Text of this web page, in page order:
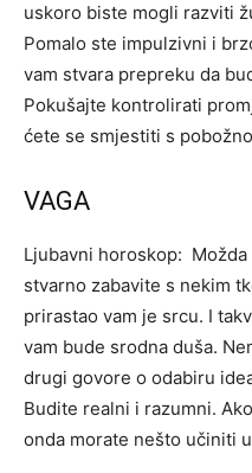
uskoro biste mogli razviti
Pomalo ste impulzivni i
vam stvara prepreku da
Pokušajte kontrolirati
ćete se smjestiti s
VAGA
Ljubavni horoskop:
stvarno zabavite s nekim
prirastao vam je srcu. I
vam bude srodna duša.
drugi govore o odabiru
Budite realni i razumni.
onda morate nešto učiniti